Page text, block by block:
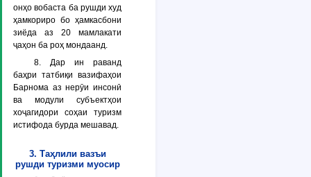
онҳо вобаста ба рушди худ
ҳамкориро бо ҳамкасбони
зиёда аз 20 мамлакати
ҷаҳон ба роҳ мондаанд.
8. Дар ин раванд
баҳри татбиқи вазифаҳои
Барнома аз нерӯи инсонӣ
ва модули субъектҳои
хоҷагидори соҳаи туризм
истифода бурда мешавад.
3. Таҳлили вазъи
рушди туризми муосир